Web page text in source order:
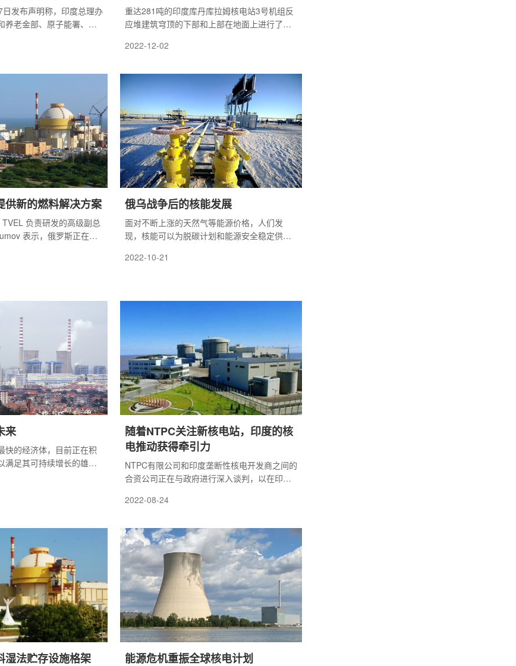
日发布声明称，印度总理办
养老金部、原子能署、空
立更多核电站以增加清洁
重达281吨的印度库丹库拉姆核电站3号机组反
应堆建筑穹顶的下部和上部在地面上进行了预
2022-12-02
供新的燃料解决方案
负责研发的高级副总
表示，俄罗斯正在提
这些解决方案可以提高
俄乌战争后的核能发展
面对不断上涨的天然气等能源价格，人们发
现，核能可以为脱碳计划和能源安全稳定供应
2022-10-21
来
快的经济体，目前正在积
满足其可持续增长的雄
随着NTPC关注新核电站，印度的核
电推动获得牵引力
NTPC有限公司和印度垄断性核电开发商之间的
合资公司正在与政府进行深入谈判，以在印度
2022-08-24
湿法贮存设施格架 能源危机重振全球核电计划